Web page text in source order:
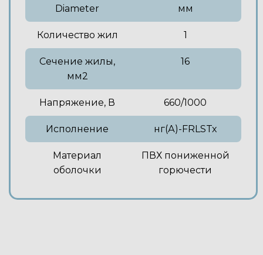
Diameter
мм
Количество жил 1
Сечение жилы,
мм2
16
Напряжение, В 660/1000
Исполнение нг(А)-FRLSTx
Материал
оболочки
ПВХ пониженной
горючести